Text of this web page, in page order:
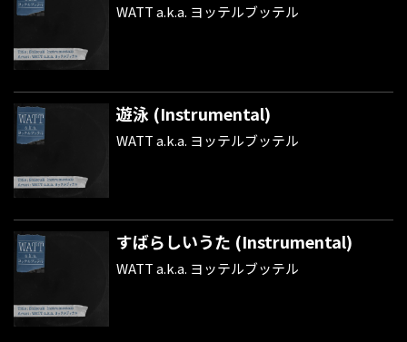
WATT a.k.a. ヨッテルブッテル
遊泳 (Instrumental)
WATT a.k.a. ヨッテルブッテル
すばらしいうた (Instrumental)
WATT a.k.a. ヨッテルブッテル